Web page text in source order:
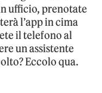
ufficio, prenotate
l’app in cima
il telefono al
un assistente
Eccolo qua.